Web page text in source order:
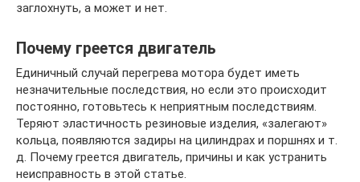
заглохнуть, а может и нет.
Почему греется двигатель
Единичный случай перегрева мотора будет иметь
незначительные последствия, но если это происходит
постоянно, готовьтесь к неприятным последствиям.
Теряют эластичность резиновые изделия, «залегают»
кольца, появляются задиры на цилиндрах и поршнях и т.
д. Почему греется двигатель, причины и как устранить
неисправность в этой статье.